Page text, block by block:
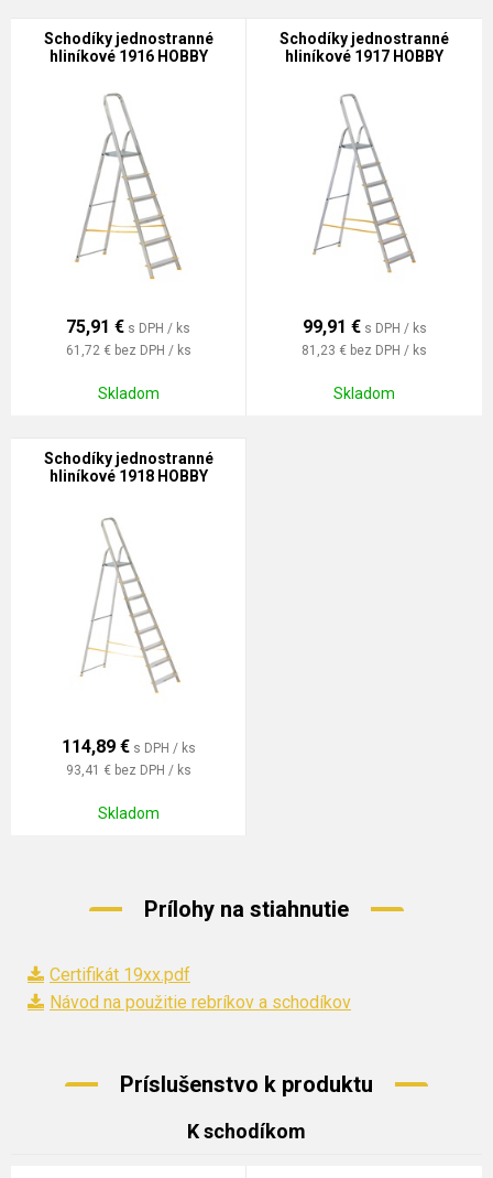
Schodíky jednostranné
hliníkové 1916 HOBBY
75,91 € s DPH / ks
61,72 € bez DPH / ks
Skladom
Schodíky jednostranné
hliníkové 1917 HOBBY
99,91 € s DPH / ks
81,23 € bez DPH / ks
Skladom
Schodíky jednostranné
hliníkové 1918 HOBBY
114,89 € s DPH / ks
93,41 € bez DPH / ks
Skladom
Prílohy na stiahnutie
Certifikát 19xx.pdf
Návod na použitie rebríkov a schodíkov
Príslušenstvo k produktu
K schodíkom